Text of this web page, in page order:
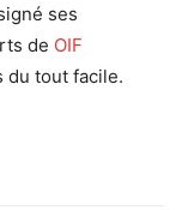
ses
de OIF
du tout facile.